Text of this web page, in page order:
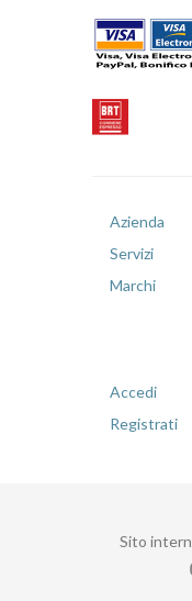
Azienda
Servizi
Marchi
Accedi
Registrati
Sito